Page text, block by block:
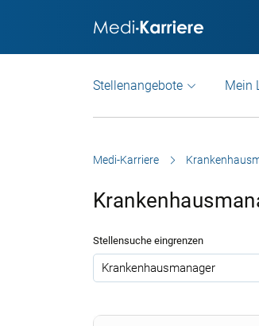
Stellenangebote Mein
Medi-Karriere
Stellensuche eingrenzen